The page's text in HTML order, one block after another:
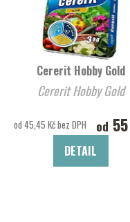
Cererit Hobby Gold
Cererit Hobby Gold
od 45,45 Kč bez DPH od
DETAIL